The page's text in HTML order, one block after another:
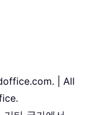
| All